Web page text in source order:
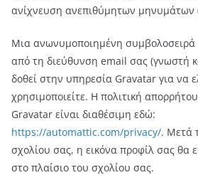
ανίχνευση ανεπιθύμητων μηνυμάτων
Μια ανωνυμοποιημένη συμβολοσειρά
από τη διεύθυνση email σας (γνωστή
δοθεί στην υπηρεσία Gravatar για να
χρησιμοποιείτε. Η πολιτική
Gravatar είναι διαθέσιμη εδώ:
https://automattic.com/privacy/. Μετά
σχολίου σας, η εικόνα προφίλ σας θα
στο πλαίσιο του σχολίου σας.